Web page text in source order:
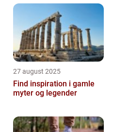
27 august 2025
Find inspiration i gamle
myter og legender